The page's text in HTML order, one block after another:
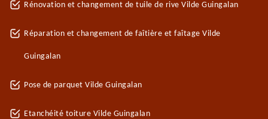
Rénovation et changement de tuile de rive Vilde Guingalan
Réparation et changement de faîtière et faîtage Vilde
Guingalan
Pose de parquet Vilde Guingalan
Etanchéité toiture Vilde Guingalan